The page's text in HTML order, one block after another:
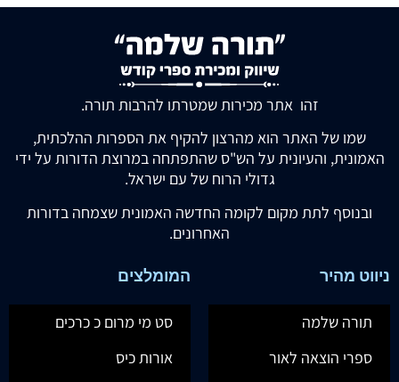
זהו אתר מכירות שמטרתו להרבות תורה.
שמו של האתר הוא מהרצון להקיף את הספרות ההלכתית,
האמונית, והעיונית על הש"ס שהתפתחה במרוצת הדורות על ידי
גדולי הרוח של עם ישראל.
ובנוסף לתת מקום לקומה החדשה האמונית שצמחה בדורות
האחרונים.
ניווט מהיר
תורה שלמה
ספרי הוצאה לאור
המומלצים
סט מי מרום כ כרכים
אורות כיס